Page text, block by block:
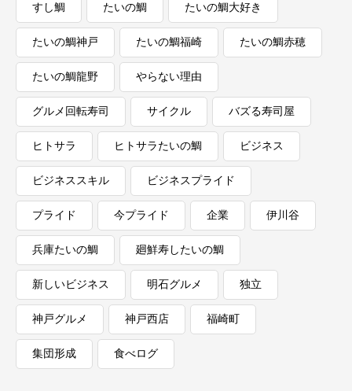
すし鯛 たいの鯛 たいの鯛大好き
たいの鯛神戸 たいの鯛福崎 たいの鯛赤穂
たいの鯛龍野 やらない理由
グルメ回転寿司 サイクル バズる寿司屋
ヒトサラ ヒトサラたいの鯛 ビジネス
ビジネススキル ビジネスプライド
プライド 今プライド 企業 伊川谷
兵庫たいの鯛 廻鮮寿したいの鯛
新しいビジネス 明石グルメ 独立
神戸グルメ 神戸西店 福崎町
集団形成 食べログ